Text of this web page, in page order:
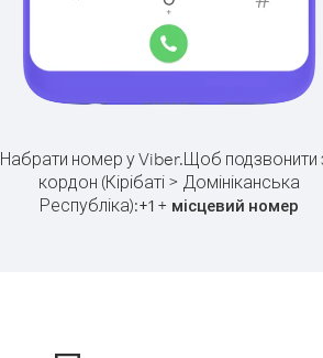
Набрати номер у Viber.Щоб подзвонити
кордон (Кірібаті > Домініканська
Республіка):+1 + місцевий номер